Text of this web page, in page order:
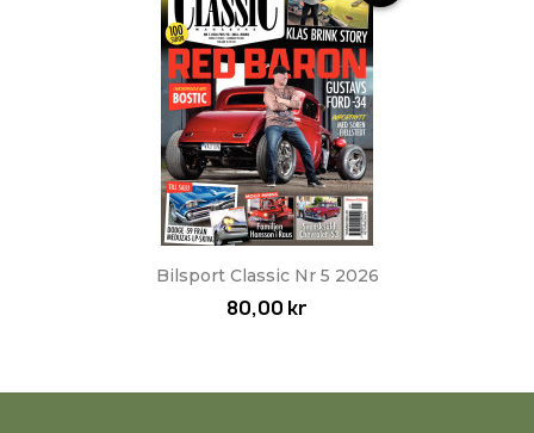
Bilsport Classic Nr 5 2026
80,00 kr